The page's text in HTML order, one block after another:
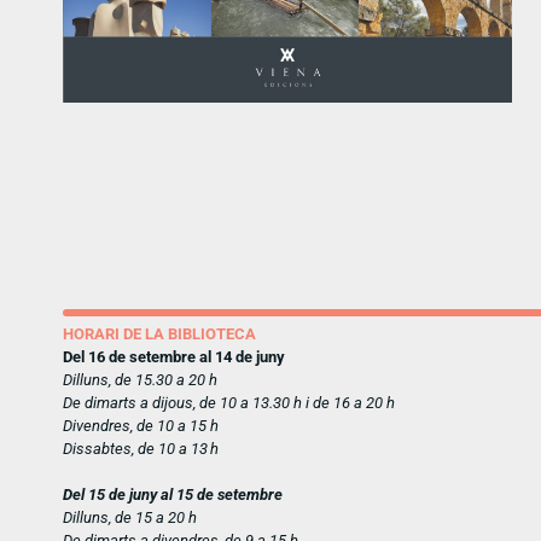
HORARI DE LA BIBLIOTECA
Del 16 de setembre al 14 de juny
Dilluns, de 15.30 a 20 h
De dimarts a dijous, de 10 a 13.30 h i de 16 a 20 h
Divendres, de 10 a 15 h
Dissabtes, de 10 a 13 h
Del 15 de juny al 15 de setembre
Dilluns, de 15 a 20 h